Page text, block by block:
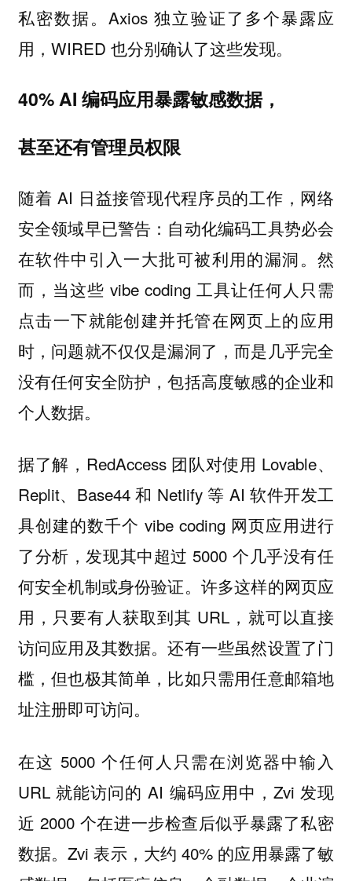
私密数据。Axios 独立验证了多个暴露应
用，WIRED 也分别确认了这些发现。
40% AI 编码应用暴露敏感数据，
甚至还有管理员权限
随着 AI 日益接管现代程序员的工作，网络
安全领域早已警告：自动化编码工具势必会
在软件中引入一大批可被利用的漏洞。然
而，当这些 vibe coding 工具让任何人只需
点击一下就能创建并托管在网页上的应用
时，问题就不仅仅是漏洞了，而是几乎完全
没有任何安全防护，包括高度敏感的企业和
个人数据。
据了解，RedAccess 团队对使用 Lovable、
Replit、Base44 和 Netlify 等 AI 软件开发工
具创建的数千个 vibe coding 网页应用进行
了分析，发现其中超过 5000 个几乎没有任
何安全机制或身份验证。许多这样的网页应
用，只要有人获取到其 URL，就可以直接
访问应用及其数据。还有一些虽然设置了门
槛，但也极其简单，比如只需用任意邮箱地
址注册即可访问。
在这 5000 个任何人只需在浏览器中输入
URL 就能访问的 AI 编码应用中，Zvi 发现
近 2000 个在进一步检查后似乎暴露了私密
数据。Zvi 表示，大约 40% 的应用暴露了敏